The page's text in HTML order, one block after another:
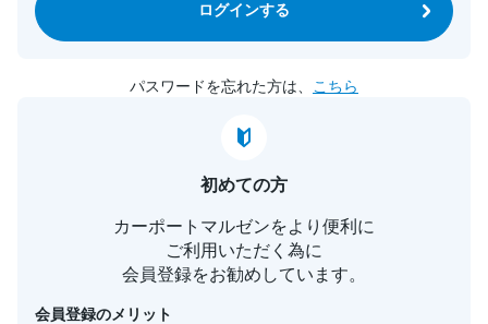
ログインする
パスワードを忘れた方は、 こちら
初めての方
カーポートマルゼンをより便利に
ご利用いただく為に
会員登録をお勧めしています。
会員登録のメリット